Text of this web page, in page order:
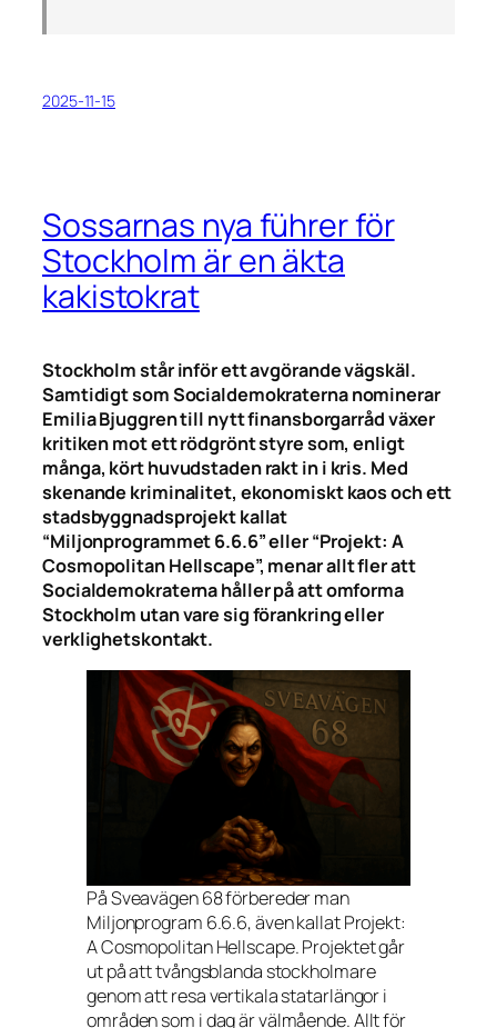
2025-11-15
Sossarnas nya führer för
Stockholm är en äkta
kakistokrat
Stockholm står inför ett avgörande vägskäl.
Samtidigt som Socialdemokraterna nominerar
Emilia Bjuggren till nytt finansborgarråd växer
kritiken mot ett rödgrönt styre som, enligt
många, kört huvudstaden rakt in i kris. Med
skenande kriminalitet, ekonomiskt kaos och ett
stadsbyggnadsprojekt kallat
“Miljonprogrammet 6.6.6” eller “Projekt: A
Cosmopolitan Hellscape”, menar allt fler att
Socialdemokraterna håller på att omforma
Stockholm utan vare sig förankring eller
verklighetskontakt.
På Sveavägen 68 förbereder man
Miljonprogram 6.6.6, även kallat Projekt:
A Cosmopolitan Hellscape. Projektet går
ut på att tvångsblanda stockholmare
genom att resa vertikala statarlängor i
områden som i dag är välmående. Allt för